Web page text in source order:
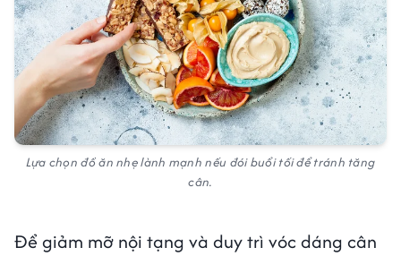
Lựa chọn đồ ăn nhẹ lành mạnh nếu đói buổi tối để tránh tăng
cân.
Để giảm mỡ nội tạng và duy trì vóc dáng cân